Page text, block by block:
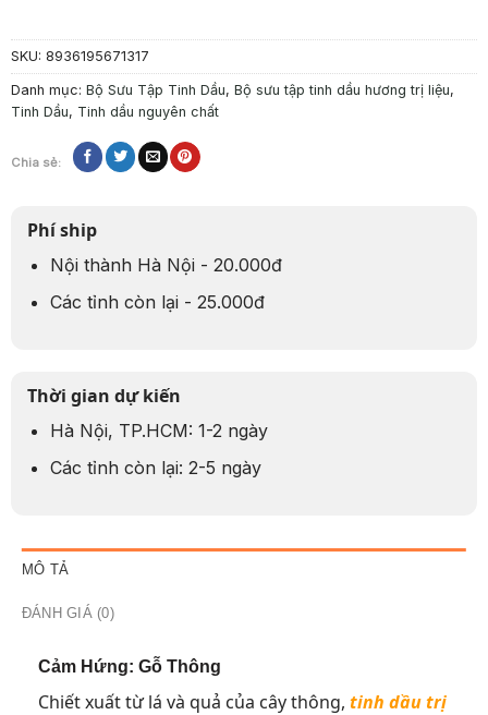
SKU: 8936195671317
Danh mục: Bộ Sưu Tập Tinh Dầu, Bộ sưu tập tinh dầu hương trị liệu,
Tinh Dầu, Tinh dầu nguyên chất
Chia sẻ:
Phí ship
Nội thành Hà Nội - 20.000đ
Các tỉnh còn lại - 25.000đ
Thời gian dự kiến
Hà Nội, TP.HCM: 1-2 ngày
Các tỉnh còn lại: 2-5 ngày
MÔ TẢ
ĐÁNH GIÁ (0)
Cảm Hứng: Gỗ Thông
Chiết xuất từ lá và quả của cây thông, tinh dầu trị